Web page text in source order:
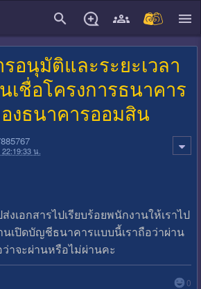
อนุมัติและระยะเวลา
ชื่อโครงการธนาคาร
งธนาคารออมสิน
น.
ส่งเอกสารไปเรียบร้อยพนักงานให้เราไป
เปิดบัญชีธนาคารแบบนี้เราถือว่าผ่าน
าจะผ่านหรือไม่ผ่านคะ
0
close